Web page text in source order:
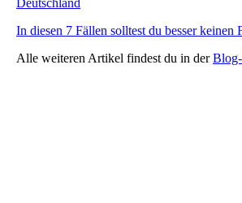
Deutschland
In diesen 7 Fällen solltest du besser keinen
Alle weiteren Artikel findest du in der